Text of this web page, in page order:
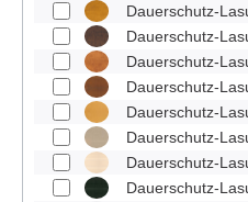
Dauerschutz-
Dauerschutz-
Dauerschutz-
Dauerschutz-
Dauerschutz-
Dauerschutz-
Dauerschutz-
Dauerschutz-